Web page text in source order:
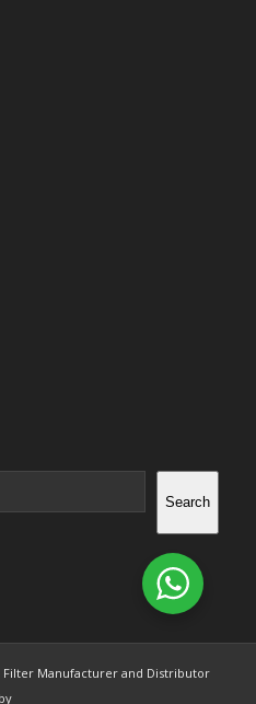
Search
Manufacturer and Distributor